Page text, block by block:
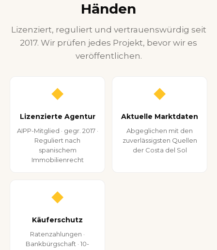
Händen
Lizenziert, reguliert und vertrauenswürdig seit
2017. Wir prüfen jedes Projekt, bevor wir es
veröffentlichen.
◆
Lizenzierte Agentur
AIPP-Mitglied · gegr. 2017 ·
Reguliert nach
spanischem
Immobilienrecht
◆
Aktuelle Marktdaten
Abgeglichen mit den
zuverlässigsten Quellen
der Costa del Sol
◆
Käuferschutz
Ratenzahlungen ·
Bankbürgschaft · 10-